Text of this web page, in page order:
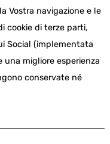
Vostra navigazione e le
cookie di terze parti,
Social (implementata
una migliore esperienza
conservate né